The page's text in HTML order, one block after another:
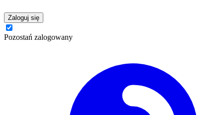
Zaloguj się
Pozostań zalogowany